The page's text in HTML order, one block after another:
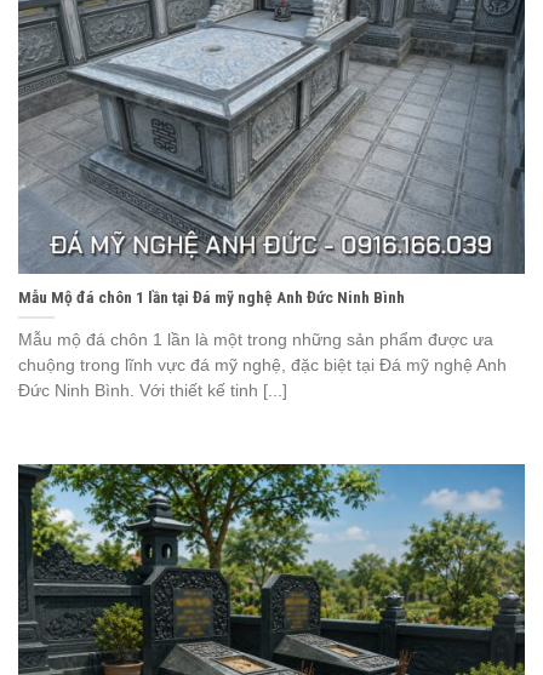
Mẫu Mộ đá chôn 1 lần tại Đá mỹ nghệ Anh Đức Ninh Bình
Mẫu mộ đá chôn 1 lần là một trong những sản phẩm được ưa
chuộng trong lĩnh vực đá mỹ nghệ, đặc biệt tại Đá mỹ nghệ Anh
Đức Ninh Bình. Với thiết kế tinh [...]